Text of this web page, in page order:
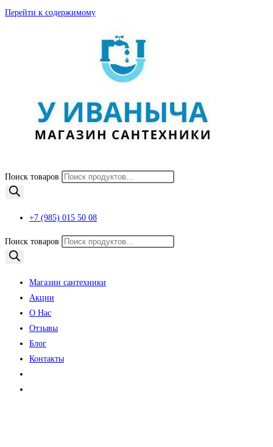
Перейти к содержимому
Поиск товаров
+7 (985) 015 50 08
Поиск товаров
Магазин сантехники
Акции
О Нас
Отзывы
Блог
Контакты